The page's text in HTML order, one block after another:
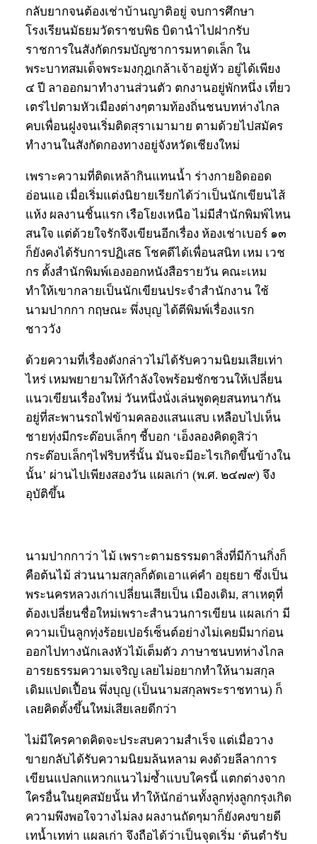
กลับยากจนต้องเช่าบ้านญาติอยู่ จบการศึกษา
โรงเรียนมัธยมวัดราชบพิธ บิดานำไปฝากรับ
ราชการในสังกัดกรมบัญชาการมหาดเล็ก ใน
พระบาทสมเด็จพระมงกุฎเกล้าเจ้าอยู่หัว อยู่ได้เพียง
๔ ปี ลาออกมาทำงานส่วนตัว ตกงานอยู่พักหนึ่ง เที่ยว
เตร่ไปตามหัวเมืองต่างๆตามท้องถิ่นชนบทห่างไกล
คบเพื่อนฝูงจนเริ่มติดสุราเมามาย ตามด้วยไปสมัคร
ทำงานในสังกัดกองทางอยู่จังหวัดเชียงใหม่
เพราะความที่ติดเหล้ากินแทนน้ำ ร่างกายอิดออด
อ่อนแอ เมื่อเริ่มแต่งนิยายเรียกได้ว่าเป็นนักเขียนไส้
แห้ง ผลงานชิ้นแรก เรือโยงเหนือ ไม่มีสำนักพิมพ์ไหน
สนใจ แต่ด้วยใจรักจึงเขียนอีกเรื่อง ห้องเช่าเบอร์ ๑๓
ก็ยังคงได้รับการปฏิเสธ โชคดีได้เพื่อนสนิท เหม เวช
กร ตั้งสำนักพิมพ์เองออกหนังสือรายวัน คณะเหม
ทำให้เขากลายเป็นนักเขียนประจำสำนักงาน ใช้
นามปากกา กฤษณะ พึ่งบุญ ได้ตีพิมพ์เรื่องแรก
ชาววัง
ด้วยความที่เรื่องดังกล่าวไม่ได้รับความนิยมเสียเท่า
ไหร่ เหมพยายามให้กำลังใจพร้อมชักชวนให้เปลี่ยน
แนวเขียนเรื่องใหม่ วันหนึ่งนั่งเล่นพูดคุยสนทนากัน
อยู่ที่สะพานรถไฟข้ามคลองแสนแสบ เหลือบไปเห็น
ชายทุ่งมีกระต๊อบเล็กๆ ชี้บอก ‘เอ็งลองคิดดูสิว่า
กระต๊อบเล็กๆไฟริบหรี่นั้น มันจะมีอะไรเกิดขึ้นข้างใน
นั้น’ ผ่านไปเพียงสองวัน แผลเก่า (พ.ศ. ๒๔๗๙) จึง
อุบัติขึ้น
นามปากกาว่า ไม้ เพราะตามธรรมดาสิ่งที่มีก้านกิ่งก็
คือต้นไม้ ส่วนนามสกุลก็ตัดเอาแค่คำ อยุธยา ซึ่งเป็น
พระนครหลวงเก่าเปลี่ยนเสียเป็น เมืองเดิม, สาเหตุที่
ต้องเปลี่ยนชื่อใหม่เพราะสำนวนการเขียน แผลเก่า มี
ความเป็นลูกทุ่งร้อยเปอร์เซ็นต์อย่างไม่เคยมีมาก่อน
ออกไปทางนักเลงหัวไม้เต็มตัว ภาษาชนบทห่างไกล
อารยธรรมความเจริญ เลยไม่อยากทำให้นามสกุล
เดิมแปดเปื้อน พึ่งบุญ (เป็นนามสกุลพระราชทาน) ก็
เลยคิดตั้งขึ้นใหม่เสียเลยดีกว่า
ไม่มีใครคาดคิดจะประสบความสำเร็จ แต่เมื่อวาง
ขายกลับได้รับความนิยมล้นหลาม คงด้วยลีลาการ
เขียนแปลกแหวกแนวไม่ซ้ำแบบใครนี้ แตกต่างจาก
ใครอื่นในยุคสมัยนั้น ทำให้นักอ่านทั้งลูกทุ่งลูกกรุงเกิด
ความพึงพอใจวางไม่ลง ผลงานถัดๆมาก็ยังคงขายดี
เทน้ำเทท่า แผลเก่า จึงถือได้ว่าเป็นจุดเริ่ม ‘ต้นตำรับ